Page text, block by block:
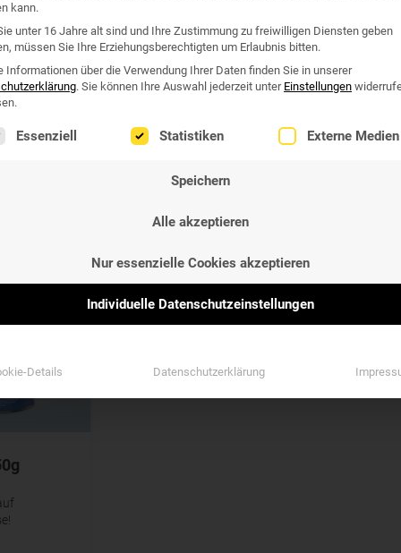
ETIKETTEN
ETIKETTEN
kann.
unter 16 Jahre alt sind und Ihre Zustimmung zu freiwilligen Diensten geben
müssen Sie Ihre Erziehungsberechtigten um Erlaubnis bitten.
Informationen über die Verwendung Ihrer Daten finden Sie in unserer
. Sie können Ihre Auswahl jederzeit unter Einstellungen
eine Liste der Service-Gruppen, für die eine Einwilligung
Essenziell Statistiken Externe Medien
Speichern
Alle akzeptieren
Nur essenzielle Cookies akzeptieren
Individuelle Datenschutzeinstellungen
Details Datenschutzerklärung